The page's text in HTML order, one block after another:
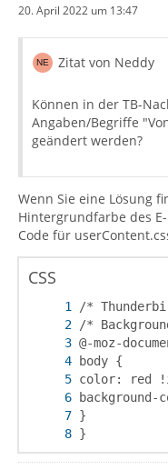
20. April 2022 um 13:47
Zitat von Neddy
Können in der TB-
Angaben/Begriffe
geändert werden?
Wenn Sie eine Lösung
Hintergrundfarbe des
Code für
CSS
}